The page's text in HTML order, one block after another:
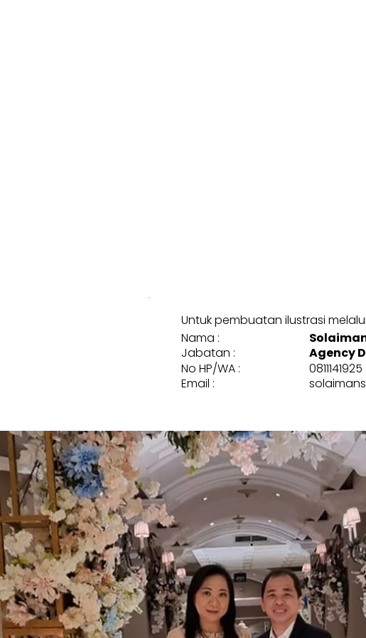
Untuk pembuatan ilustrasi
Nama :
Jabatan :
Agency
No HP/WA :
0811141925
Email :